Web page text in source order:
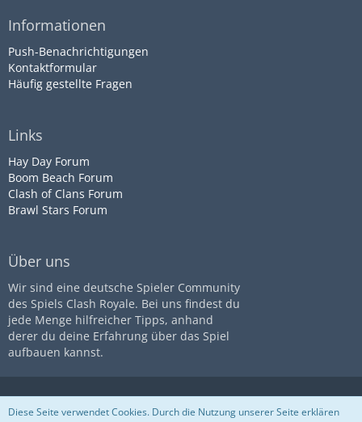
Informationen
Push-Benachrichtigungen
Kontaktformular
Häufig gestellte Fragen
Links
Hay Day Forum
Boom Beach Forum
Clash of Clans Forum
Brawl Stars Forum
Über uns
Wir sind eine deutsche Spieler Community
des Spiels Clash Royale. Bei uns findest du
jede Menge hilfreicher Tipps, anhand
derer du deine Erfahrung über das Spiel
aufbauen kannst.
Diese Seite ist nicht mit dem
UnternehmenSupercellassoziiert
Impressum
Datenschutz
Nutzungsbestimmungen
Diese Seite verwendet Cookies. Durch die Nutzung unserer Seite erklären